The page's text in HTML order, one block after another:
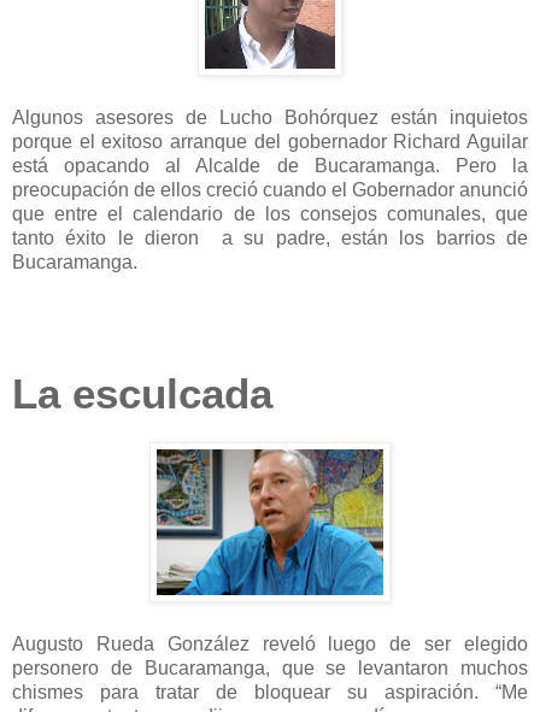
Algunos asesores de Lucho Bohórquez están inquietos
porque el exitoso arranque del gobernador Richard Aguilar
está opacando al Alcalde de Bucaramanga. Pero la
preocupación de ellos creció cuando el Gobernador anunció
que entre el calendario de los consejos comunales, que
tanto éxito le dieron a su padre, están los barrios de
Bucaramanga.
La esculcada
Augusto Rueda González reveló luego de ser elegido
personero de Bucaramanga, que se levantaron muchos
chismes para tratar de bloquear su aspiración. “Me